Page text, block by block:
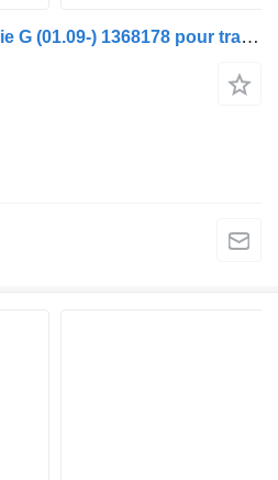
Demi-essieu Scania Série G (01.09-) 1368178 pour tracteur routier Scania P,G,R,T-series (2004-2017)